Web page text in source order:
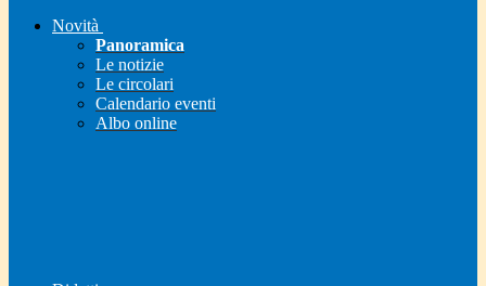
Novità
Panoramica
Le notizie
Le circolari
Calendario eventi
Albo online